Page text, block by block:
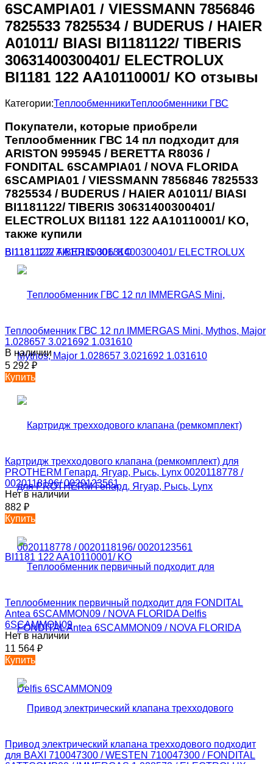
6SCAMPIA01 / VIESSMANN 7856846
7825533 7825534 / BUDERUS / HAIER
A01011/ BIASI BI1181122/ TIBERIS
30631400300401/ ELECTROLUX
BI1181 122 AA10110001/ KO отзывы
Категории:ТеплообменникиТеплообменники ГВС
Покупатели, которые приобрели
Теплообменник ГВС 14 пл подходит для
ARISTON 995945 / BERETTA R8036 /
FONDITAL 6SCAMPIA01 / NOVA FLORIDA
6SCAMPIA01 / VIESSMANN 7856846 7825533
7825534 / BUDERUS / HAIER A01011/ BIASI
BI1181122/ TIBERIS 30631400300401/
ELECTROLUX BI1181 122 AA10110001/ KO,
также купили
Теплообменник ГВС 12 пл IMMERGAS Mini, Mythos, Major
1.028657 3.021692 1.031610
В наличии
5 292 ₽
Купить
Картридж трехходового клапана (ремкомплект) для
PROTHERM Гепард, Ягуар, Рысь, Lynx 0020118778 /
0020118196/ 0020123561
Нет в наличии
882 ₽
Купить
Теплообменник первичный подходит для FONDITAL
Antea 6SCAMMON09 / NOVA FLORIDA Delfis
6SCAMMON09
Нет в наличии
11 564 ₽
Купить
Привод электрический клапана трехходового подходит
для BAXI 710047300 / WESTEN 710047300 / FONDITAL